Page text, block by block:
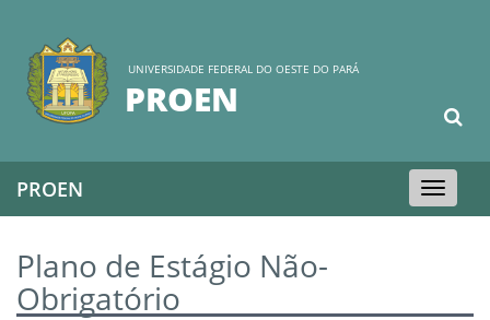
UNIVERSIDADE FEDERAL DO OESTE DO PARÁ
PROEN
Toggle
navigation
PROEN
Plano de Estágio Não-
Obrigatório